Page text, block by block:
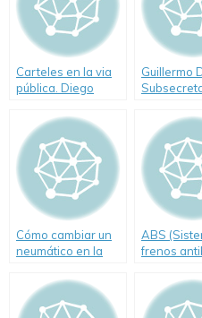
Carteles en la via
pública. Diego
Guillermo
Gobierno
Ciudad
Seguridad
Cómo cambiar un
neumático en la
paso
ABS
frenos